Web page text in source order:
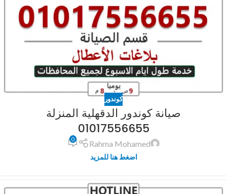
كوندور
صيانة كوندور الدقهلية المنزلة
01017556655
Rahma Mohamed
0
اضغط هنا للمزيد